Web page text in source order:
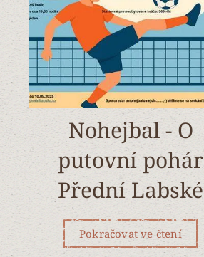
Nohejbal - O
putovní pohár
Přední Labské
Pokračovat ve čtení